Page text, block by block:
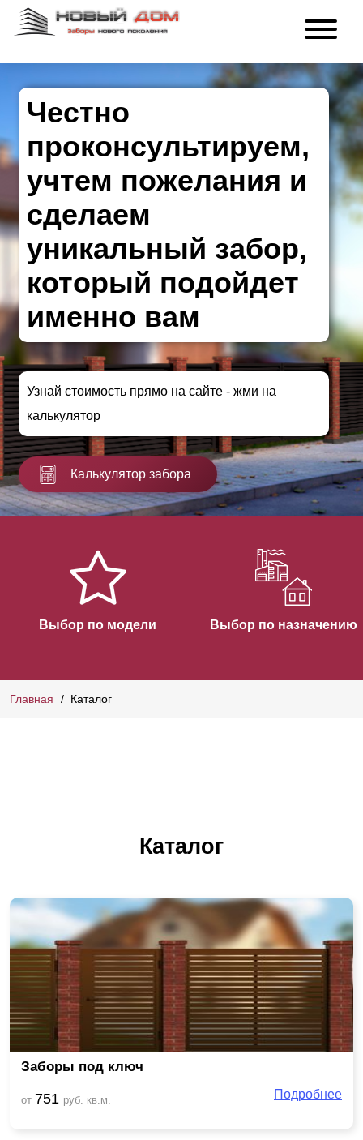
Честно
проконсультируем,
учтем пожелания и
сделаем
уникальный забор,
который подойдет
именно вам
Узнай стоимость прямо на сайте - жми на
калькулятор
Калькулятор забора
Выбор по модели Выбор по назначению
Главная Каталог
Каталог
Заборы под ключ
от 751 руб. кв.м. Подробнее